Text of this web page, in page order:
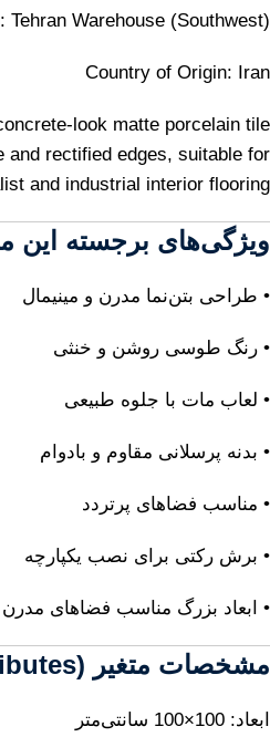
Tehran Warehouse (Southwest)
Country of Origin: Iran
look matte porcelain tile
and rectified edges, suitable for
and industrial interior flooring.
ویژگی‌های برجسته این
• طراحی بتن‌نما مدرن و مینیمال
• رنگ طوسی روشن و خنثی
• لعاب مات با جلوه طبیعی
• بدنه پرسلانی مقاوم و بادوام
• مناسب فضاهای پرتردد
• برش رکتی برای نصب یکپارچه
• ابعاد بزرگ مناسب فضاهای مدرن
مشخصات متغیر (Attributes)
ابعاد: 100×100 سانتی‌متر